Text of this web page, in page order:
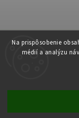
Na prispôsobenie
médií a analýzu
E-shop má nového